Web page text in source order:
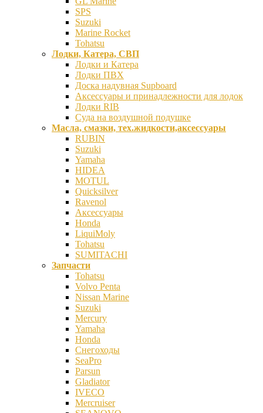
SPS
Suzuki
Marine Rocket
Tohatsu
Лодки, Катера, СВП
Лодки и Катера
Лодки ПВХ
Доска надувная Supboard
Аксессуары и принадлежности для лодок
Лодки RIB
Суда на воздушной подушке
Масла, смазки, тех.жидкости,аксессуары
RUBIN
Suzuki
Yamaha
HIDEA
MOTUL
Quicksilver
Ravenol
Аксессуары
Honda
LiquiMoly
Tohatsu
SUMITACHI
Запчасти
Tohatsu
Volvo Penta
Nissan Marine
Suzuki
Mercury
Yamaha
Honda
Снегоходы
SeaPro
Parsun
Gladiator
IVECO
Mercruiser